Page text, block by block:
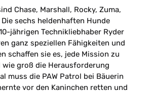
Chase, Marshall, Rocky, Zuma,
sechs heldenhaften Hunde
jährigen Technikliebhaber Ryder
ganz speziellen Fähigkeiten und
schaffen sie es, jede Mission zu
wie groß die Herausforderung
muss die PAW Patrol bei Bäuerin
vor den Kaninchen retten und